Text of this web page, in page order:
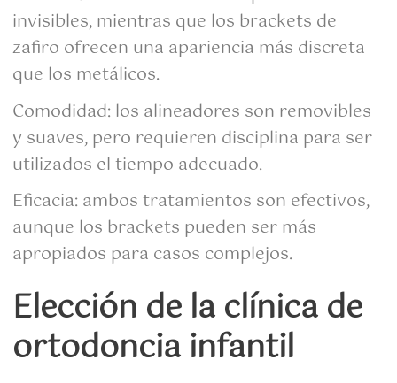
invisibles, mientras que los brackets de
zafiro ofrecen una apariencia más discreta
que los metálicos.
Comodidad: los alineadores son removibles
y suaves, pero requieren disciplina para ser
utilizados el tiempo adecuado.
Eficacia: ambos tratamientos son efectivos,
aunque los brackets pueden ser más
apropiados para casos complejos.
Elección de la clínica de
ortodoncia infantil